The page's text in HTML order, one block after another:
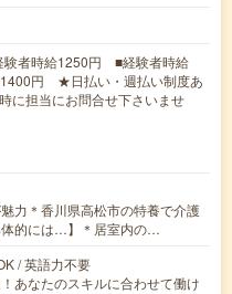
者時給1250円 ■経験者時給
円 ★日払い・週払い制度あ
に担当にお問合せ下さいませ
力＊香川県高松市の特養で介護
体的には…】＊居室内の…
/ 英語力不要
あなたのスキルに合わせて働け